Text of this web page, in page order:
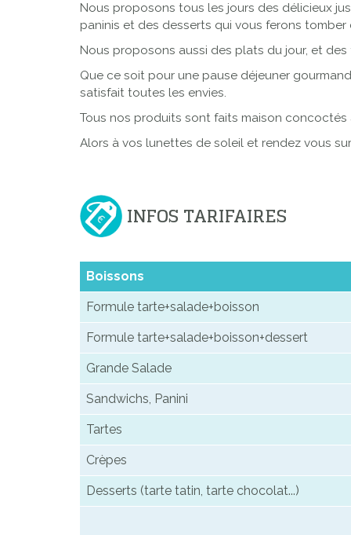
Nous proposons tous les jours des délicieux
paninis et des desserts qui vous ferons
Nous proposons aussi des plats du jour, et
Que ce soit pour une pause déjeuner
satisfait toutes les envies.
Tous nos produits sont faits maison concoctés
Alors à vos lunettes de soleil et rendez vous
INFOS TARIFAIRES
Boissons
Formule tarte+salade+boisson
Formule tarte+salade+boisson+dessert
Grande Salade
Sandwichs, Panini
Tartes
Crèpes
Desserts (tarte tatin, tarte chocolat...)